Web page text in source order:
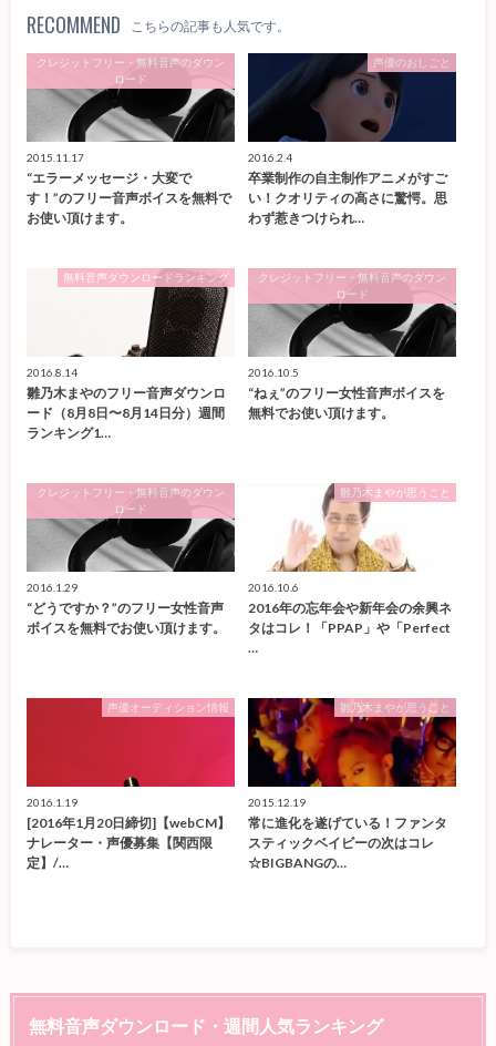
RECOMMEND こちらの記事も人気です。
クレジットフリー・無料音声のダウン
ロード
2015.11.17
“エラーメッセージ・大変で
す！”のフリー音声ボイスを無料で
お使い頂けます。
声優のおしごと
2016.2.4
卒業制作の自主制作アニメがすご
い！クオリティの高さに驚愕。思
わず惹きつけられ…
無料音声ダウンロードランキング
2016.8.14
雛乃木まやのフリー音声ダウンロ
ード（8月8日〜8月14日分）週間
ランキング1…
クレジットフリー・無料音声のダウン
ロード
2016.10.5
“ねぇ”のフリー女性音声ボイスを
無料でお使い頂けます。
クレジットフリー・無料音声のダウン
ロード
2016.1.29
“どうですか？”のフリー女性音声
ボイスを無料でお使い頂けます。
雛乃木まやが思うこと
2016.10.6
2016年の忘年会や新年会の余興ネ
タはコレ！「PPAP」や「Perfect
…
声優オーディション情報
2016.1.19
[2016年1月20日締切]【webCM】
ナレーター・声優募集【関西限
定】/…
雛乃木まやが思うこと
2015.12.19
常に進化を遂げている！ファンタ
スティックベイビーの次はコレ
☆BIGBANGの…
無料音声ダウンロード・週間人気ランキング